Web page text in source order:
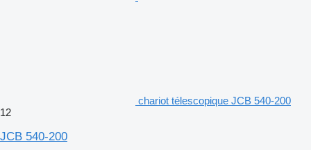
chariot télescopique JCB 540-200
12
JCB 540-200